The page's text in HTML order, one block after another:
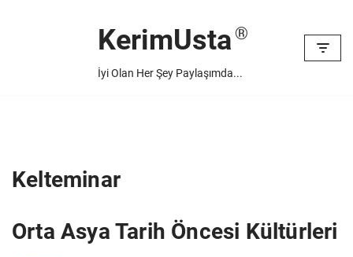
KerimUsta
İyi Olan Her Şey Paylaşımda...
Kelteminar
Orta Asya Tarih Öncesi Kültürleri